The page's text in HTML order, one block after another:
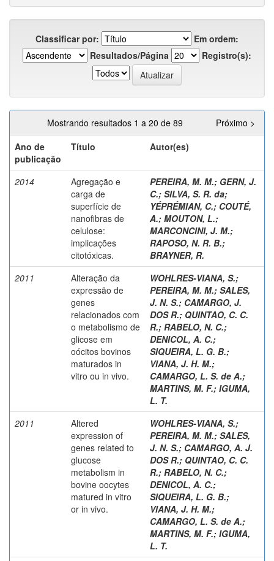
Classificar por:
Em ordem:
Resultados/Página
Registro(s):
Mostrando resultados 1 a 20 de 89
Próximo >
Ano de
publicação
Título Autor(es)
2014
Agregação e
carga de
superfície de
nanofibras de
celulose:
implicações
citotóxicas.
PEREIRA, M. M.; GERN, J.
C.; SILVA, S. R. da;
YÉPRÉMIAN, C.; COUTÉ,
A.; MOUTON, L.;
MARCONCINI, J. M.;
RAPOSO, N. R. B.;
BRAYNER, R.
2011
Alteração da
expressão de
genes
relacionados com
o metabolismo de
glicose em
oócitos bovinos
maturados in
vitro ou in vivo.
WOHLRES-VIANA, S.;
PEREIRA, M. M.; SALES,
J. N. S.; CAMARGO, J.
DOS R.; QUINTAO, C. C.
R.; RABELO, N. C.;
DENICOL, A. C.;
SIQUEIRA, L. G. B.;
VIANA, J. H. M.;
CAMARGO, L. S. de A.;
MARTINS, M. F.; IGUMA,
L. T.
2011
Altered
expression of
genes related to
glucose
metabolism in
bovine oocytes
matured in vitro
or in vivo.
WOHLRES-VIANA, S.;
PEREIRA, M. M.; SALES,
J. N. S.; CAMARGO, A. J.
DOS R.; QUINTAO, C. C.
R.; RABELO, N. C.;
DENICOL, A. C.;
SIQUEIRA, L. G. B.;
VIANA, J. H. M.;
CAMARGO, L. S. de A.;
MARTINS, M. F.; IGUMA,
L. T.